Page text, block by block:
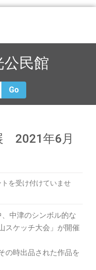
公民館
Go
2021年6月
トを受け付けていませ
中津のシンボル的な
スケッチ大会」が開催
の時出品された作品を